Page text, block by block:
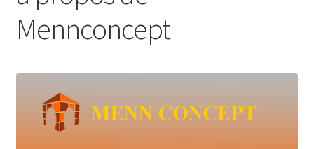
Témoignages
Français
Mennconcept